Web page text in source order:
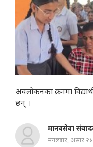
अवलोकनका क्रममा
छन् ।
मानवसेवा
मंगलबार, असार